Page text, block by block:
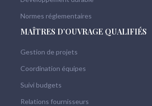
Normes réglementaires
MAÎTRES D’OUVRAGE QUALIFIÉS
Gestion de projets
Coordination équipes
Suivi budgets
Relations fournisseurs